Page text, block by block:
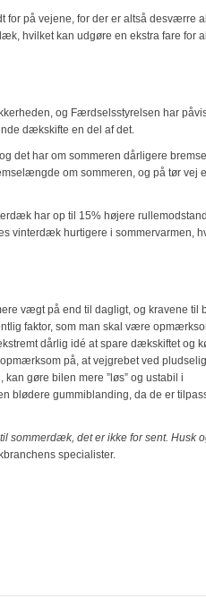
for på vejene, for der er altså desværre
hvilket kan udgøre en ekstra fare for
og Færdselsstyrelsen har
dækskifte en del af det.
det har om sommeren dårligere
om sommeren, og på tør vej
har op til 15% højere
vinterdæk hurtigere i sommervarmen,
vægt på end til dagligt, og kravene til
faktor, som man skal være
dårlig idé at spare dækskiftet og
på, at vejgrebet ved
gøre bilen mere ”løs” og ustabil i
blødere gummiblanding, da de er
sommerdæk, det er ikke for sent. Husk
specialister.